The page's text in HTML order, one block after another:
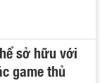
sở hữu với
game thủ